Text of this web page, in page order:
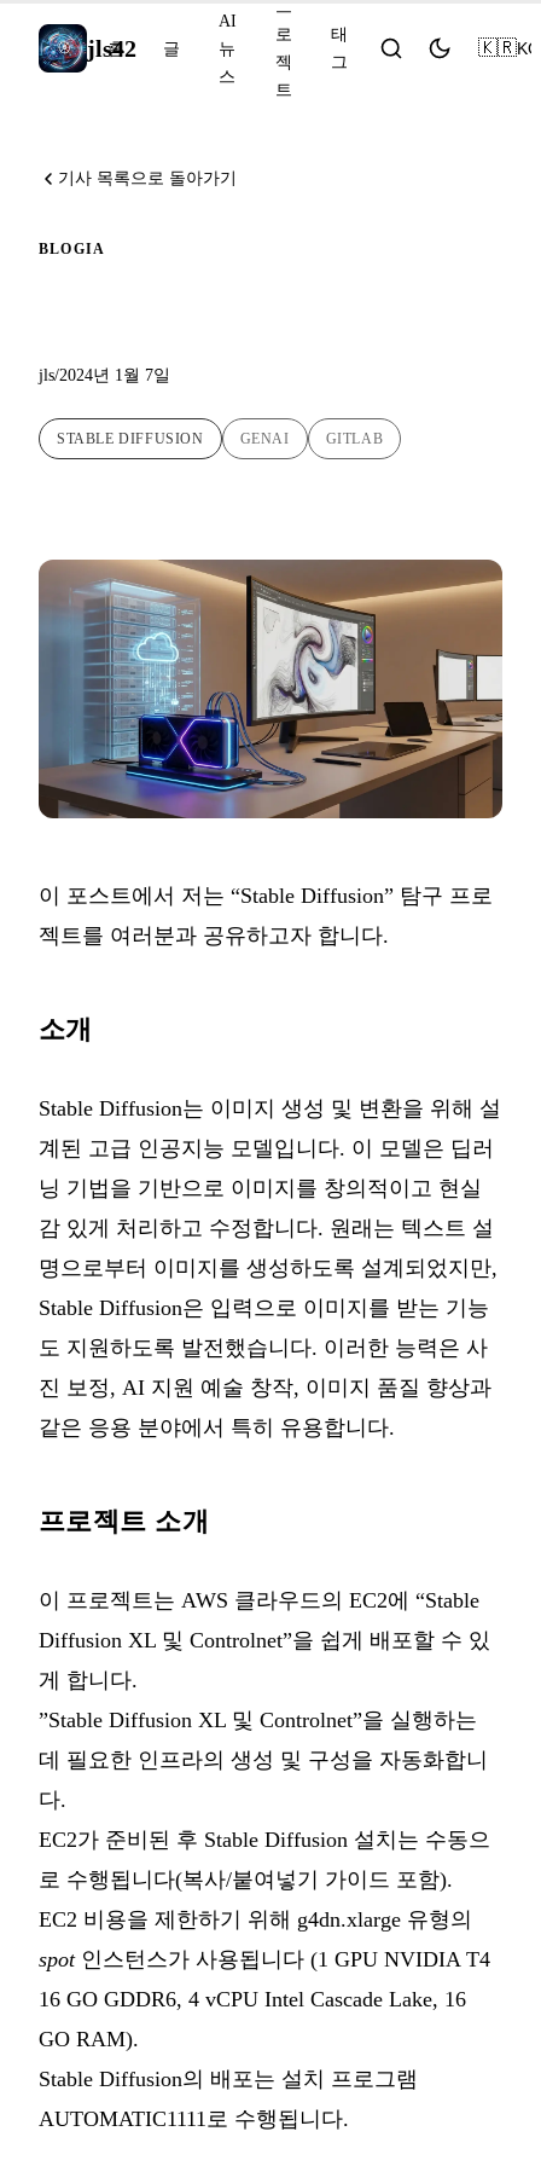
jls42
홈 글
AI
뉴
스
프
로
젝
트
태
그
🇰🇷KO
기사 목록으로 돌아가기
BLOGIA
jls/2024년 1월 7일
STABLE DIFFUSION GENAI GITLAB
이 포스트에서 저는 “Stable Diffusion” 탐구 프로
젝트를 여러분과 공유하고자 합니다.
소개
Stable Diffusion는 이미지 생성 및 변환을 위해 설
계된 고급 인공지능 모델입니다. 이 모델은 딥러
닝 기법을 기반으로 이미지를 창의적이고 현실
감 있게 처리하고 수정합니다. 원래는 텍스트 설
명으로부터 이미지를 생성하도록 설계되었지만,
Stable Diffusion은 입력으로 이미지를 받는 기능
도 지원하도록 발전했습니다. 이러한 능력은 사
진 보정, AI 지원 예술 창작, 이미지 품질 향상과
같은 응용 분야에서 특히 유용합니다.
프로젝트 소개
이 프로젝트는 AWS 클라우드의 EC2에 “Stable
Diffusion XL 및 Controlnet”을 쉽게 배포할 수 있
게 합니다.
”Stable Diffusion XL 및 Controlnet”을 실행하는
데 필요한 인프라의 생성 및 구성을 자동화합니
다.
EC2가 준비된 후 Stable Diffusion 설치는 수동으
로 수행됩니다(복사/붙여넣기 가이드 포함).
EC2 비용을 제한하기 위해 g4dn.xlarge 유형의
spot인스턴스가 사용됩니다 (1 GPU NVIDIA T4
16 GO GDDR6, 4 vCPU Intel Cascade Lake, 16
GO RAM).
Stable Diffusion의 배포는 설치 프로그램
AUTOMATIC1111로 수행됩니다.